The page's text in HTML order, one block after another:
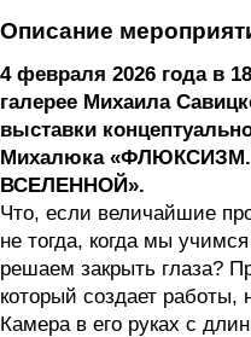
Описание
4 февраля 2026 года в
галерее Михаила
выставки
Михалюка
ВСЕЛЕННОЙ».
Что, если величайшие
не тогда, когда мы
решаем закрыть глаза?
который создает работы,
Камера в его руках с